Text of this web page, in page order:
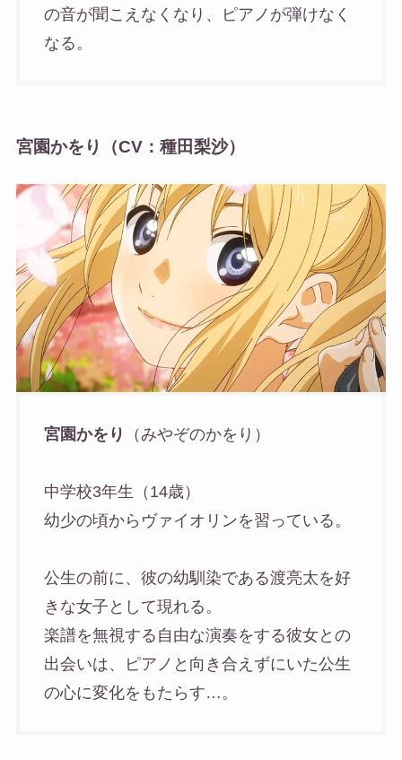
の音が聞こえなくなり、ピアノが弾けなく
なる。
宮園かをり（CV：種田梨沙）
宮園かをり （みやぞのかをり）
中学校3年生（14歳）
幼少の頃からヴァイオリンを習っている。
公生の前に、彼の幼馴染である渡亮太を好
きな女子として現れる。
楽譜を無視する自由な演奏をする彼女との
出会いは、ピアノと向き合えずにいた公生
の心に変化をもたらす…。